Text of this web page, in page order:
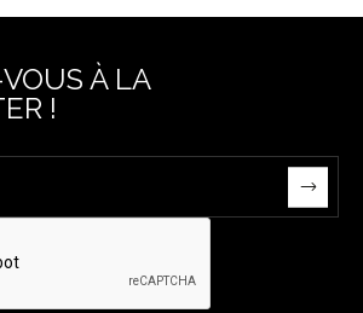
À LA
!